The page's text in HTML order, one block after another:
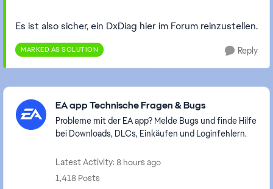
Es ist also sicher, ein DxDiag hier im Forum reinzustellen.
MARKED AS SOLUTION Reply
Featured Places
EA app Technische Fragen & Bugs
Probleme mit der EA app? Melde Bugs und finde Hilfe
bei Downloads, DLCs, Einkäufen und Loginfehlern.
Latest Activity: 8 hours ago
1,418 Posts